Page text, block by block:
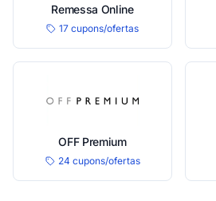
Remessa Online
17 cupons/ofertas
OFF Premium
24 cupons/ofertas